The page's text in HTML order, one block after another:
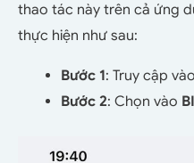
thao tác này trên cả ứng
thực hiện như sau:
Bước 1: Truy cập
Bước 2: Chọn vào